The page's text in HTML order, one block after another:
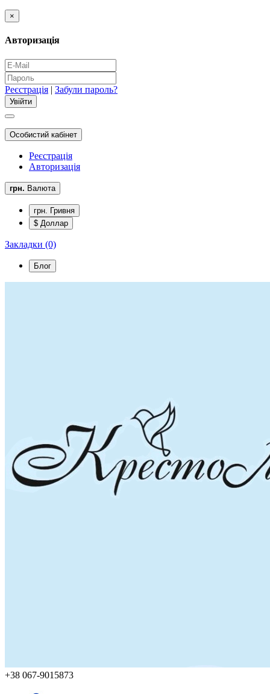
×
Авторизація
Реєстрація | Забули пароль?
Особистий кабінет
Реєстрація
Авторизація
грн. Валюта
грн. Гривня
$ Доллар
Закладки (0)
Блог
+38 067-9015873